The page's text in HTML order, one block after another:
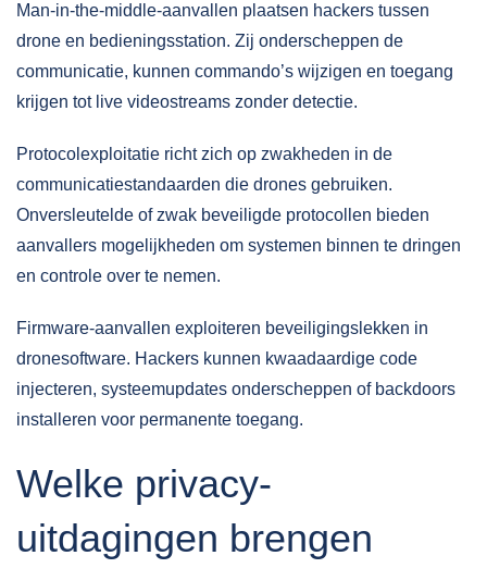
Man-in-the-middle-aanvallen plaatsen hackers tussen
drone en bedieningsstation. Zij onderscheppen de
communicatie, kunnen commando’s wijzigen en toegang
krijgen tot live videostreams zonder detectie.
Protocolexploitatie richt zich op zwakheden in de
communicatiestandaarden die drones gebruiken.
Onversleutelde of zwak beveiligde protocollen bieden
aanvallers mogelijkheden om systemen binnen te dringen
en controle over te nemen.
Firmware-aanvallen exploiteren beveiligingslekken in
dronesoftware. Hackers kunnen kwaadaardige code
injecteren, systeemupdates onderscheppen of backdoors
installeren voor permanente toegang.
Welke privacy-
uitdagingen brengen